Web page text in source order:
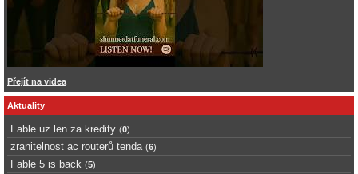
Přejít na videa
Aktuality
Fable uz len za kredity (0)
zranitelnost ac routerů tenda (6)
Fable 5 is back (5)